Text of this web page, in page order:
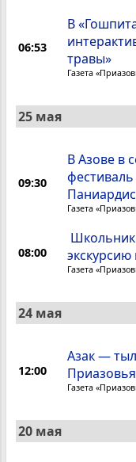
06:53
В
травы»
Газета
25 мая
09:30
В Азове в
фестиваль
Газета
08:00
экскурсию
Газета
24 мая
12:00
Азак —
Газета
20 мая